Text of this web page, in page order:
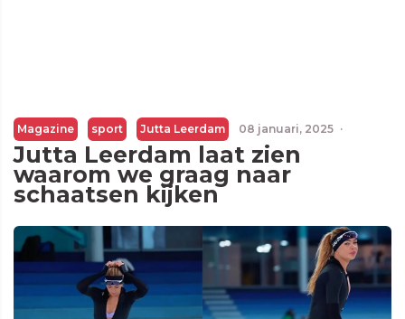
Magazine sport Jutta Leerdam 08 januari, 2025 ·
Jutta Leerdam laat zien
waarom we graag naar
schaatsen kijken